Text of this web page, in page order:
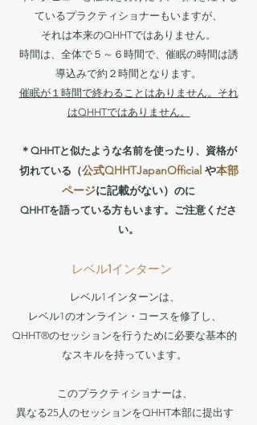
ているプラクティショナーもいますが、
それは本来のQHHTではありません。
時間は、全体で５～６時間で、催眠の時間は誘
導込みで約２時間となります。
催眠が１時間で終わることはありません。それ
はQHHTではありません。
＊QHHTと似たような名前を使ったり、資格が
切れている（公式QHHTJapanOfficialや本部
ページに記載がない） のに
QHHTを語っている方もいます。ご注意くださ
い。
レベル1インターン
レベル1インターンは、
レベル1のオンライン・コースを修了し、
QHHT®のセッションを行うために必要な基本的
なスキルを持っています。
このプラクティショナーは、
異なる25人のセッションをQHHT本部に提出す